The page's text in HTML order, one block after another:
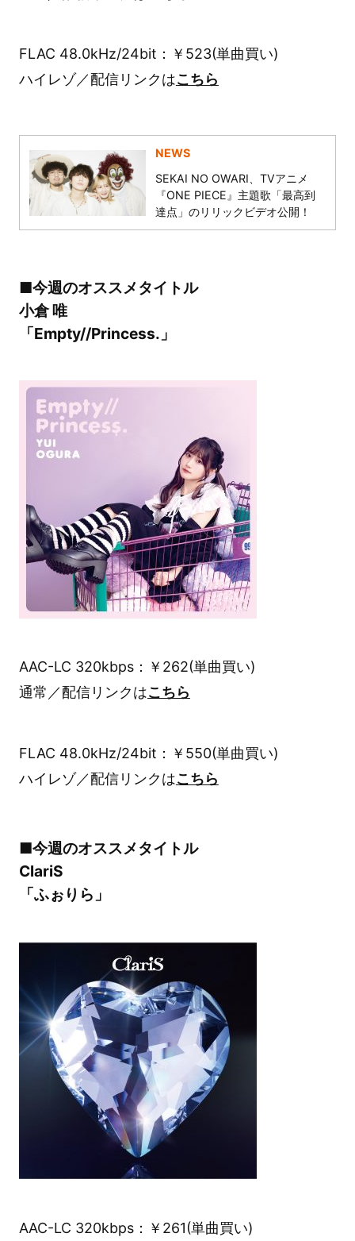
FLAC 48.0kHz/24bit：￥523(単曲買い)
ハイレゾ／配信リンクはこちら
NEWS
SEKAI NO OWARI、TVアニメ
『ONE PIECE』主題歌「最高到
達点」のリリックビデオ公開！
■今週のオススメタイトル
小倉 唯
「Empty//Princess.」
AAC-LC 320kbps：￥262(単曲買い)
通常／配信リンクはこちら
FLAC 48.0kHz/24bit：￥550(単曲買い)
ハイレゾ／配信リンクはこちら
■今週のオススメタイトル
ClariS
「ふぉりら」
AAC-LC 320kbps：￥261(単曲買い)